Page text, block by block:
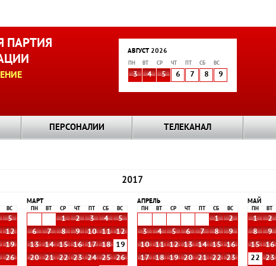
ПАРТИЯ
АВГУСТ 2026
ПН ВТ СР ЧТ СБ ВС
3 4 5 6 7 8 9
ПЕРСОНАЛИИ ТЕЛЕКАНАЛ
2017
ВС
5
12
19
26
МАРТ
ПН ВТ СР ЧТ СБ ВС
1 2 3 4
5
6
7 8 9 10 11
12
13
14 15 16 17 18
19
20
21 22 23 24 25
26
АПРЕЛЬ
ПН ВТ СР ЧТ СБ ВС
1
2
3
4 5 6 7 8
9
10
11 12 13 14 15
16
17
18 19 20 21 22
23
МАЙ
ПН ВТ
1 2
8
9
15
16
22
23